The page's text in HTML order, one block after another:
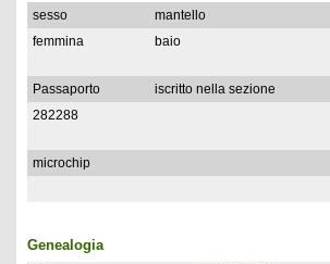
sesso mantello
femmina
baio
Passaporto iscritto nella sezione
282288
microchip
Genealogia